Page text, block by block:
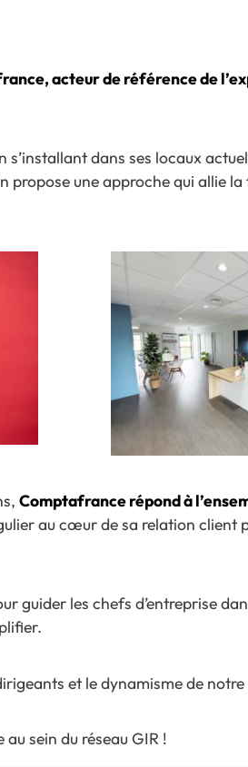
acteur de référence de
dans ses locaux
propose une approche qui allie la
Comptafrance répond à
au cœur de sa relation
guider les chefs d’entreprise
et le dynamisme de
sein du réseau GIR !